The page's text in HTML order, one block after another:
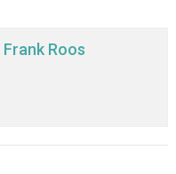
Frank Roos